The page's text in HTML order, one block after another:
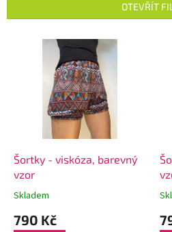
í
OTEVŘÍT
Šortky - viskóza, barevný
vzor
Skladem
790 Kč